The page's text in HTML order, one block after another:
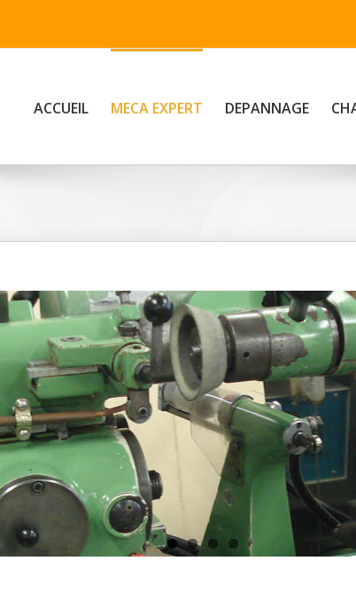
ACCUEIL MECA EXPERT DEPANNAGE